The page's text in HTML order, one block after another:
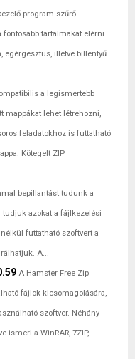
program szűrő
tartalmakat elérni.
egérgesztus, illetve billentyű
a legismertebb
lehet létrehozni,
feladatokhoz is futtatható
Kötegelt ZIP
bepillantást tudunk a
azokat a fájlkezelési
futtatható szoftvert a
A...
A Hamster Free Zip
fájlok kicsomagolására,
szoftver. Néhány
ismeri a WinRAR, 7ZIP,